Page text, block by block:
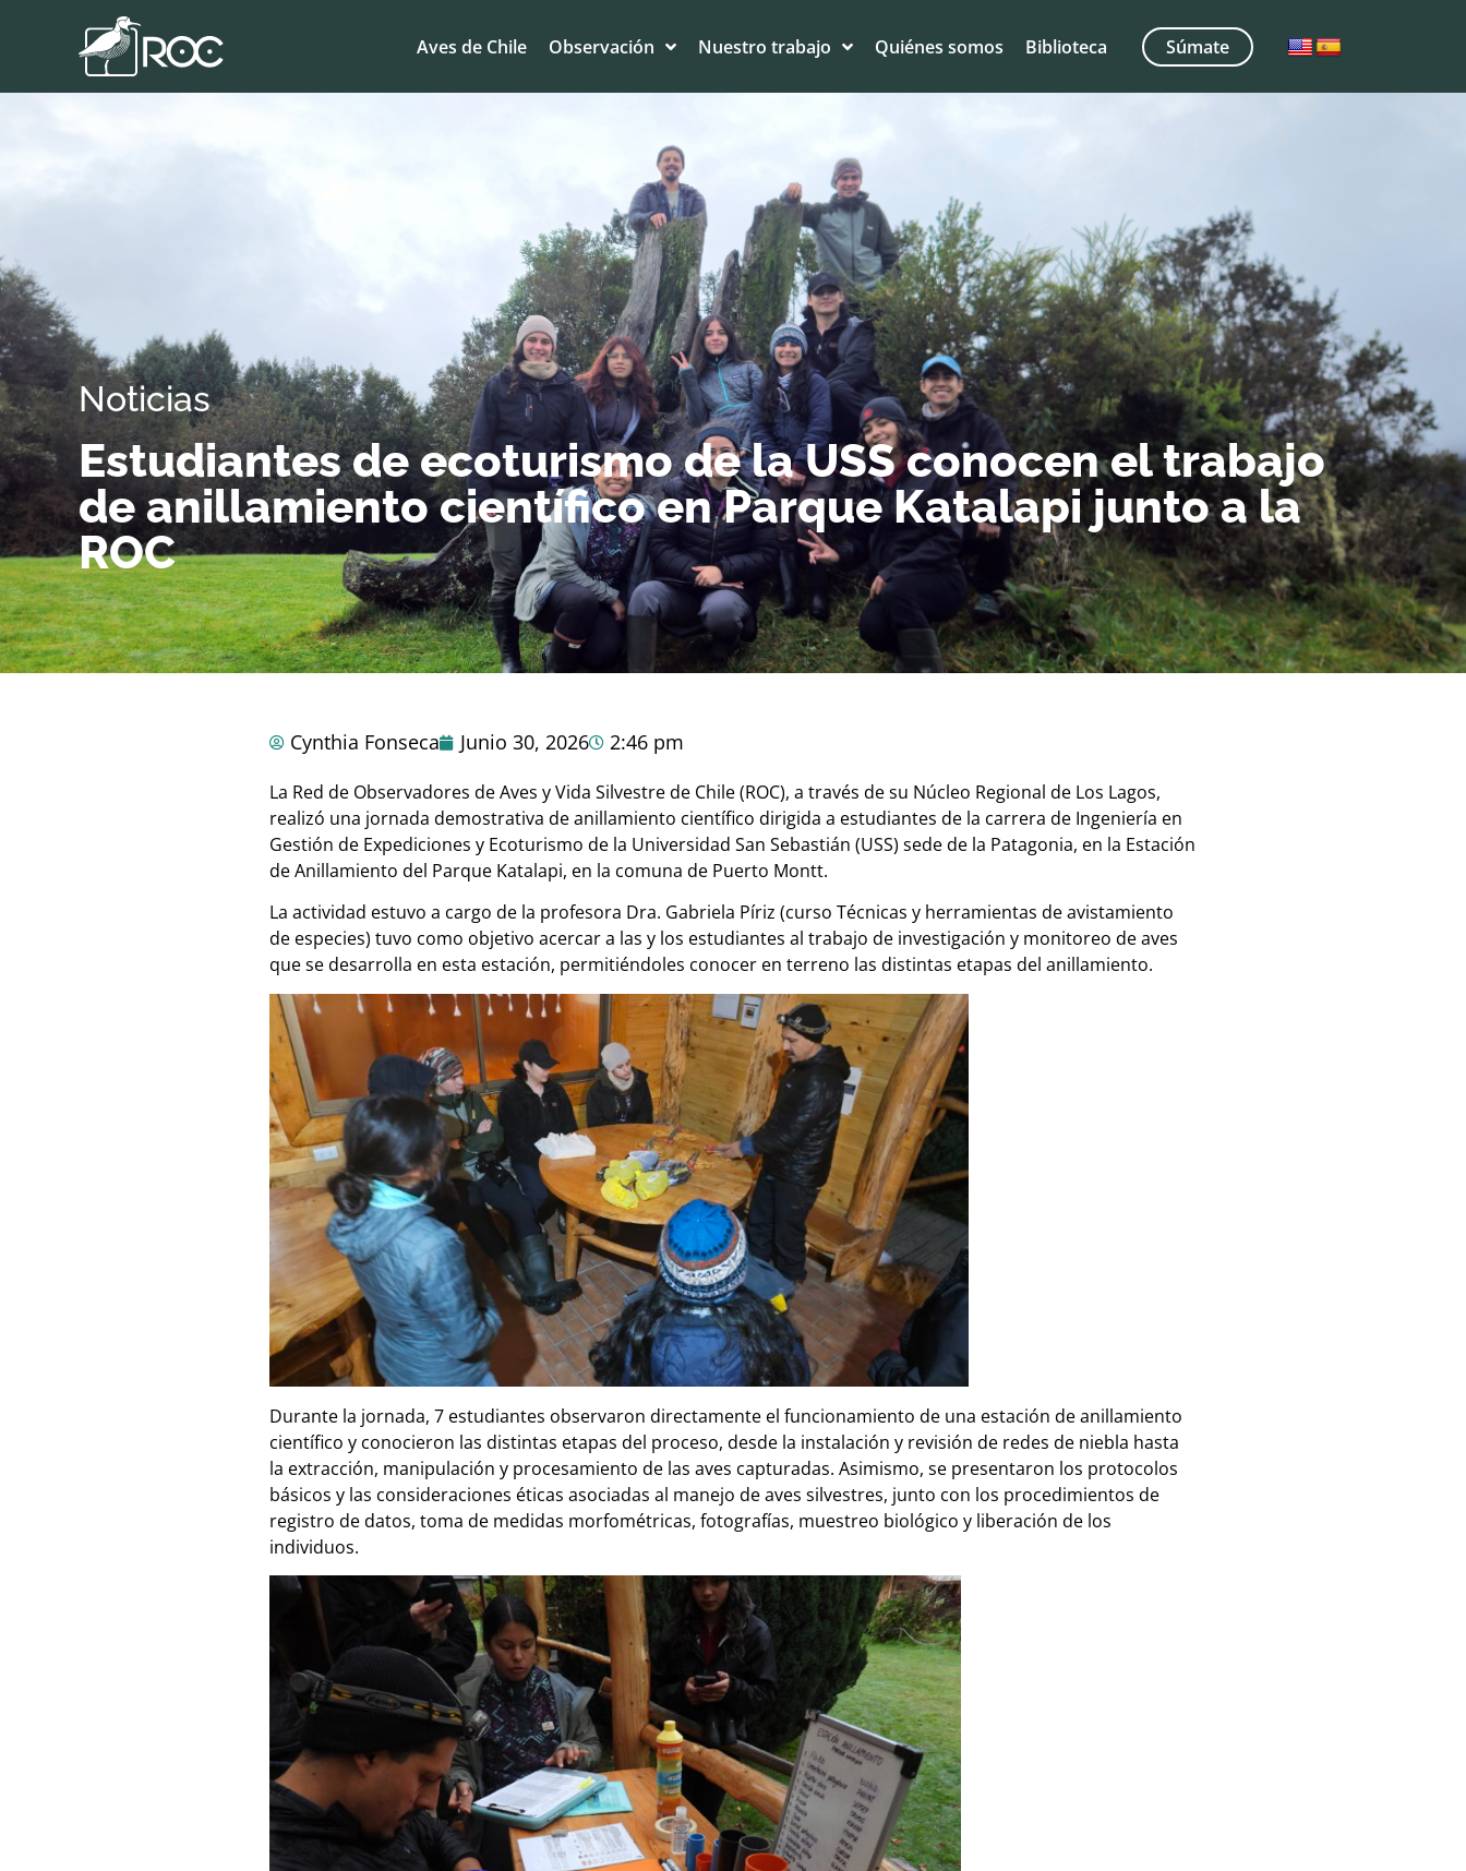
Aves de Chile Observación Nuestro trabajo Quiénes somos Biblioteca Súmate
Noticias
Estudiantes de ecoturismo de la USS conocen el trabajo
de anillamiento científico en Parque Katalapi junto a la
ROC
Cynthia Fonseca Junio 30, 2026 2:46 pm
La Red de Observadores de Aves y Vida Silvestre de Chile (ROC), a través de su Núcleo Regional de Los Lagos,
realizó una jornada demostrativa de anillamiento científico dirigida a estudiantes de la carrera de Ingeniería en
Gestión de Expediciones y Ecoturismo de la Universidad San Sebastián (USS) sede de la Patagonia, en la Estación
de Anillamiento del Parque Katalapi, en la comuna de Puerto Montt.
La actividad estuvo a cargo de la profesora Dra. Gabriela Píriz (curso Técnicas y herramientas de avistamiento
de especies) tuvo como objetivo acercar a las y los estudiantes al trabajo de investigación y monitoreo de aves
que se desarrolla en esta estación, permitiéndoles conocer en terreno las distintas etapas del anillamiento.
Durante la jornada, 7 estudiantes observaron directamente el funcionamiento de una estación de anillamiento
científico y conocieron las distintas etapas del proceso, desde la instalación y revisión de redes de niebla hasta
la extracción, manipulación y procesamiento de las aves capturadas. Asimismo, se presentaron los protocolos
básicos y las consideraciones éticas asociadas al manejo de aves silvestres, junto con los procedimientos de
registro de datos, toma de medidas morfométricas, fotografías, muestreo biológico y liberación de los
individuos.